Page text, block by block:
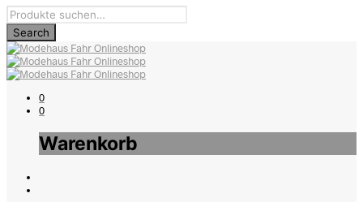
0
0
Warenkorb